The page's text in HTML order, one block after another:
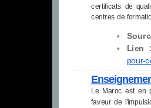
certificats de
centres de
Lien
pour-
Le Maroc est en
faveur de